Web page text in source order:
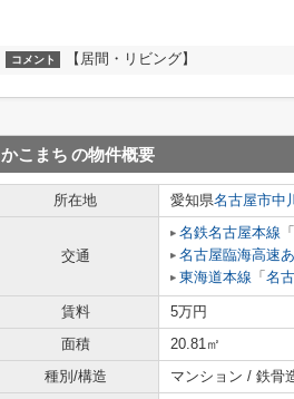
コメント 【居間・リビング】
かこまち の物件概要
所在地 愛知県名古屋市中
交通
名鉄名古屋本線 「
名古屋臨海高速
東海道本線 「 名
賃料 5万円
面積
20.81㎡
種別/構造
マンション / 鉄骨